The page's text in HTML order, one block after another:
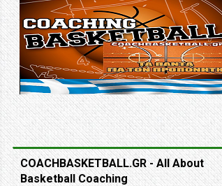
COACHBASKETBALL.GR - All About
Basketball Coaching